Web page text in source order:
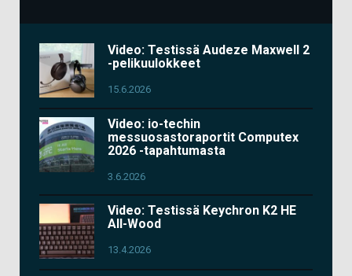
Video: Testissä Audeze Maxwell 2
-pelikuulokkeet
15.6.2026
Video: io-techin
messuosastoraportit Computex
2026 -tapahtumasta
3.6.2026
Video: Testissä Keychron K2 HE
All-Wood
13.4.2026